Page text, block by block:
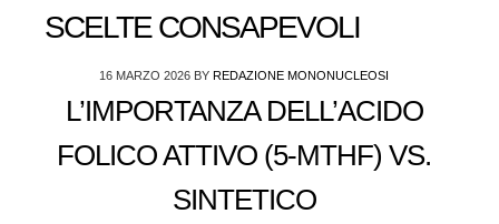
SCELTE CONSAPEVOLI
16 MARZO 2026 BY REDAZIONE MONONUCLEOSI
L’IMPORTANZA DELL’ACIDO
FOLICO ATTIVO (5-MTHF) VS.
SINTETICO